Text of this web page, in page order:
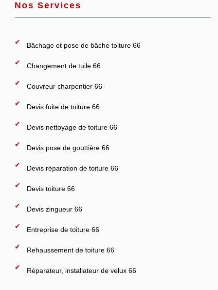
Nos Services
Bâchage et pose de bâche toiture 66
Changement de tuile 66
Couvreur charpentier 66
Devis fuite de toiture 66
Devis nettoyage de toiture 66
Devis pose de gouttière 66
Devis réparation de toiture 66
Devis toiture 66
Devis zingueur 66
Entreprise de toiture 66
Rehaussement de toiture 66
Réparateur, installateur de velux 66